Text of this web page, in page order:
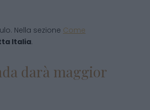
Nella sezione Come
Italia.
darà maggior